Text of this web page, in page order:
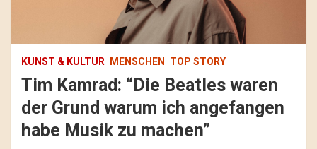
KUNST & KULTUR MENSCHEN TOP STORY
Tim Kamrad: “Die Beatles waren
der Grund warum ich angefangen
habe Musik zu machen”